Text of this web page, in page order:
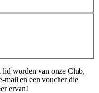
lid worden van onze Club,
mail en een voucher die
ervan!